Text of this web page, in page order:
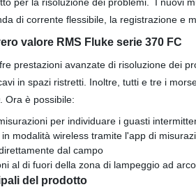
di corrente flessibile, la registrazione e
valore RMS Fluke serie 370 FC
prestazioni avanzate di risoluzione dei
in spazi ristretti. Inoltre, tutti e tre i
Ora è possibile:
per individuare i guasti
modalità wireless tramite l'app di
dal campo
al di fuori della zona di lampeggio ad
del prodotto